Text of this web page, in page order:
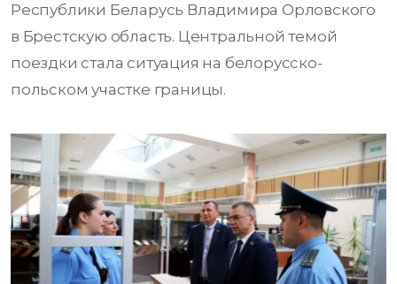
Республики Беларусь Владимира Орловского
в Брестскую область. Центральной темой
поездки стала ситуация на белорусско-
польском участке границы.